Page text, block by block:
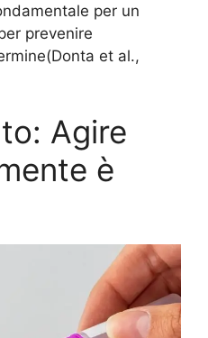
per un
prevenire
(Donta et al.,
Agire
è